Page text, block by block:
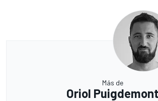
Más de
Oriol Puigdemont